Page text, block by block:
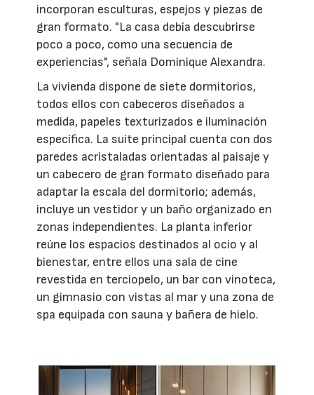
incorporan esculturas, espejos y piezas de
gran formato. "La casa debía descubrirse
poco a poco, como una secuencia de
experiencias", señala Dominique Alexandra.
La vivienda dispone de siete dormitorios,
todos ellos con cabeceros diseñados a
medida, papeles texturizados e iluminación
específica. La suite principal cuenta con dos
paredes acristaladas orientadas al paisaje y
un cabecero de gran formato diseñado para
adaptar la escala del dormitorio; además,
incluye un vestidor y un baño organizado en
zonas independientes. La planta inferior
reúne los espacios destinados al ocio y al
bienestar, entre ellos una sala de cine
revestida en terciopelo, un bar con vinoteca,
un gimnasio con vistas al mar y una zona de
spa equipada con sauna y bañera de hielo.